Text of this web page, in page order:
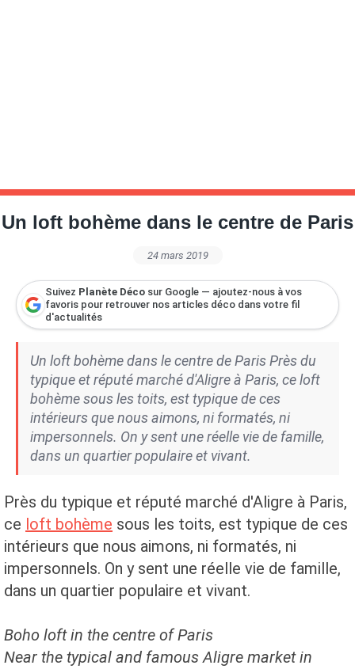
Un loft bohème dans le centre de Paris
24 mars 2019
Suivez Planète Déco sur Google — ajoutez-nous à vos
favoris pour retrouver nos articles déco dans votre fil
d'actualités
Un loft bohème dans le centre de Paris Près du
typique et réputé marché d'Aligre à Paris, ce loft
bohème sous les toits, est typique de ces
intérieurs que nous aimons, ni formatés, ni
impersonnels. On y sent une réelle vie de famille,
dans un quartier populaire et vivant.
Près du typique et réputé marché d'Aligre à Paris,
ce loft bohème sous les toits, est typique de ces
intérieurs que nous aimons, ni formatés, ni
impersonnels. On y sent une réelle vie de famille,
dans un quartier populaire et vivant.
Boho loft in the centre of Paris
Near the typical and famous Aligre market in